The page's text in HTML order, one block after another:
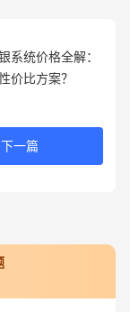
系统价格全解：
价比方案？
下一篇